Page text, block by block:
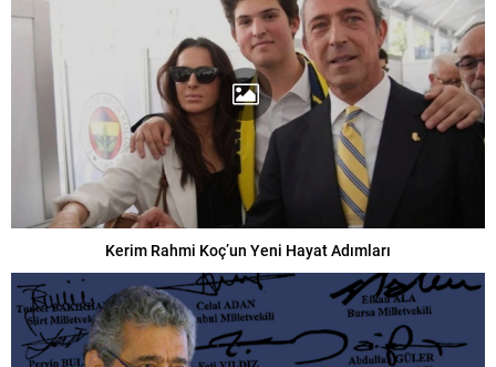
Kerim Rahmi Koç’un Yeni Hayat Adımları